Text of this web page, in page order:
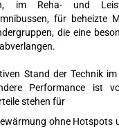
im Reha- und
für beheizte
die eine
Stand der Technik
Performance ist
stehen für
ohne Hotspots